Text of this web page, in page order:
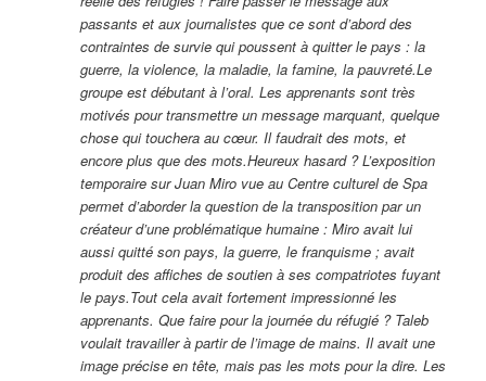
passants et aux journalistes que ce sont d’abord des
contraintes de survie qui poussent à quitter le pays : la
guerre, la violence, la maladie, la famine, la pauvreté.Le
groupe est débutant à l’oral. Les apprenants sont très
motivés pour transmettre un message marquant, quelque
chose qui touchera au cœur. Il faudrait des mots, et
encore plus que des mots.Heureux hasard ? L’exposition
temporaire sur Juan Miro vue au Centre culturel de Spa
permet d’aborder la question de la transposition par un
créateur d’une problématique humaine : Miro avait lui
aussi quitté son pays, la guerre, le franquisme ; avait
produit des affiches de soutien à ses compatriotes fuyant
le pays.Tout cela avait fortement impressionné les
apprenants. Que faire pour la journée du réfugié ? Taleb
voulait travailler à partir de l’image de mains. Il avait une
image précise en tête, mais pas les mots pour la dire. Les